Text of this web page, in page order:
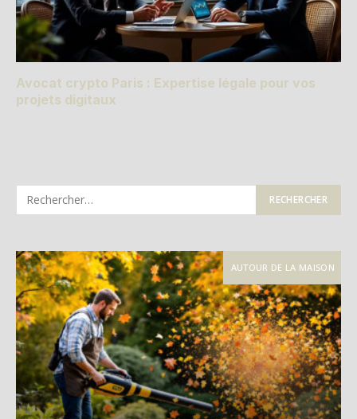
Avocat crypto Paris : Expertise légale pour vos
projets digitaux
AUTOUR DE LA MAISON